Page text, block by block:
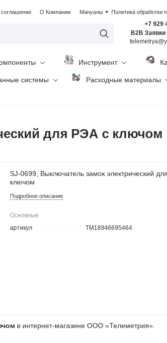
соглашение О Компании Мануалы Политика обработки
+7 929
B2B Заявки
Инструмент
системы Расходные материалы
для РЭА с ключом
SJ-0699, Выключатель замок электрический
ключом
Подробное описание
Основные
артикул
TM18946695464
в интернет-магазине ООО «Телеметрия».